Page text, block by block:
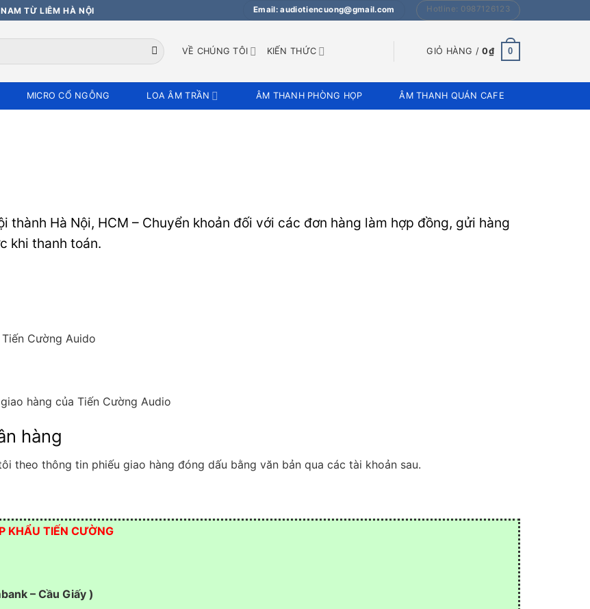
TỪ LIÊM HÀ NỘI Email: audiotiencuong@gmail.com Hotline: 0987126123
VỀ CHÚNG TÔI KIẾN THỨC GIỎ HÀNG /0₫ 0
MICRO CỔ NGỖNG LOA ÂM TRẦN ÂM THANH PHÒNG HỌP ÂM THANH QUÁN CAFE
thành Hà Nội, HCM – Chuyển khoản đối với các đơn hàng làm hợp đồng, gửi hàng
khi thanh toán.
Cường Auido
hàng của Tiến Cường Audio
hàng
theo thông tin phiếu giao hàng đóng dấu bằng văn bản qua các tài khoản sau.
KHẨU TIẾN CƯỜNG
– Cầu Giấy )